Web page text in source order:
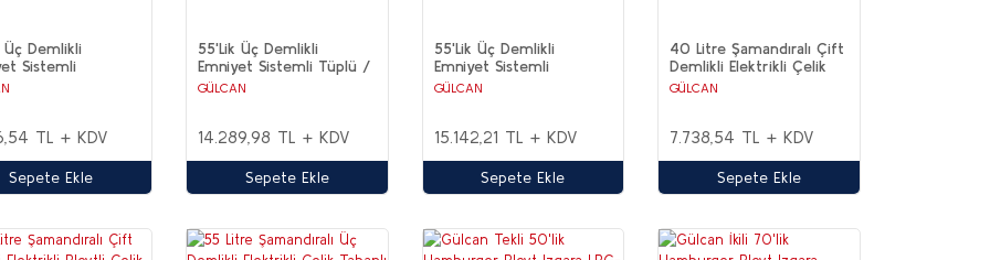
Üç Demlikli
Sistemli
Tüplü Çay
TL + KDV
Sepete Ekle
55'Lik Üç Demlikli
Emniyet Sistemli Tüplü /
Elektrik'li Çay Ocağı
GÜLCAN
14.289,98 TL + KDV
Sepete Ekle
55'Lik Üç Demlikli
Emniyet Sistemli
Şamandıralı Tüplü /
GÜLCAN
15.142,21 TL + KDV
Sepete Ekle
40 Litre Şamandıralı Çift
Demlikli Elektrikli Çelik
Tabanlı Kahveci Takımı
GÜLCAN
7.738,54 TL + KDV
Sepete Ekle